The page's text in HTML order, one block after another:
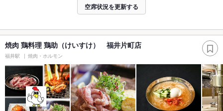
空席状況を更新する
焼肉 鶏料理 鶏助（けいすけ） 福井片町店
福井駅 焼肉・ホルモン